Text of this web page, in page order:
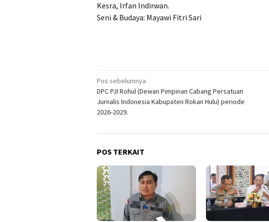
Kesra, Irfan Indirwan.
Seni & Budaya: Mayawi Fitri Sari
Navigasi
pos
Pos sebelumnya
DPC PJI Rohul (Dewan Pimpinan Cabang Persatuan
Jurnalis Indonesia Kabupaten Rokan Hulu) periode
2026-2029.
POS TERKAIT